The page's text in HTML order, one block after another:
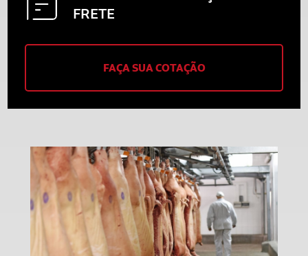
FRETE
FAÇA SUA COTAÇÃO